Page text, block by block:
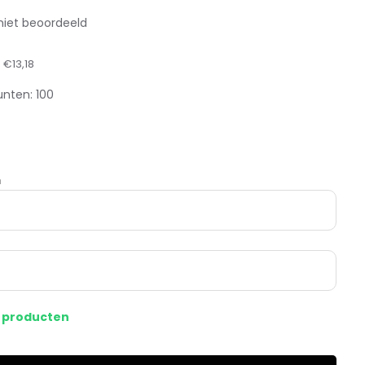
beoordeeld
€13,18
100
producten